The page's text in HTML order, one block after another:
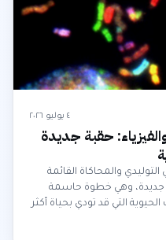
٤ يوليو ٢٠٢٦
حقبة جديدة
والمحاكاة القائمة
جديدة، وهي خطوة حاسمة
التي قد تودي بحياة أكثر